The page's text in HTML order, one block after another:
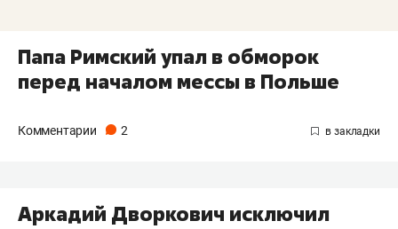
Папа Римский упал в обморок
перед началом мессы в Польше
Комментарии 2
Аркадий Дворкович исключил